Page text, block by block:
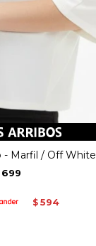
- Marfil / Off White
699
$ 594